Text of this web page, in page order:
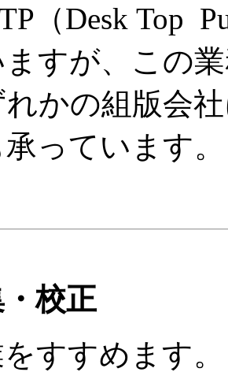
（Desk Top
すが、この
れかの組版会
っています。
校正
すすめます。